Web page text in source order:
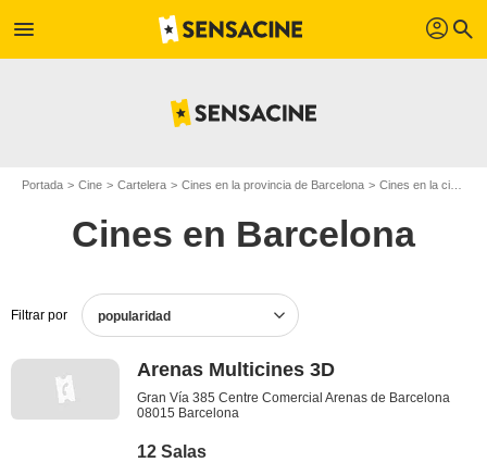
menu profil search
Portada Cine Cartelera Cines en la provincia de Barcelona Cines en la ciudad de Barcelona
Cines en Barcelona
Filtrar por popularidad
Arenas Multicines 3D
Gran Vía 385 Centre Comercial Arenas de Barcelona
08015 Barcelona
12 Salas